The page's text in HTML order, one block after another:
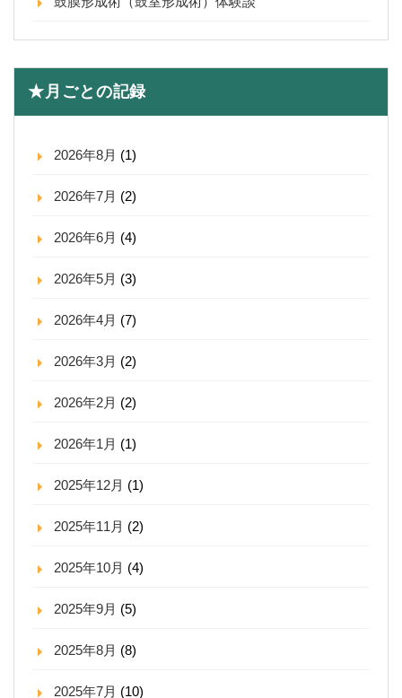
★月ごとの記録
2026年8月 (1)
2026年7月 (2)
2026年6月 (4)
2026年5月 (3)
2026年4月 (7)
2026年3月 (2)
2026年2月 (2)
2026年1月 (1)
2025年12月 (1)
2025年11月 (2)
2025年10月 (4)
2025年9月 (5)
2025年8月 (8)
2025年7月 (10)